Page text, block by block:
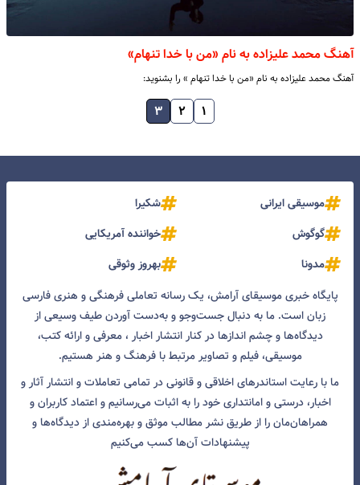
آهنگ محمد علیزاده به نام «من با خدا تنهام»
آهنگ محمد علیزاده به نام «من با خدا تنهام » را بشنوید:
۱ ۲ ۳
موسیقی ایرانی
شکیرا
گوگوش
خواننده آمریکایی
مدونا
بهروز وثوقی
پایگاه خبری موسیقای آرامش، یک رسانه تعاملی فرهنگی و هنری فارسی
زبان است. ما به دنبال جست‌و‌جو و به‌دست آوردن طیف وسیعی از
دیدگاه‌ها و چشم انداز‌ها در کنار انتشار اخبار ، معرفی و ارائه کتب،
موسیقی، فیلم و تصاویر مرتبط با فرهنگ و هنر هستیم.
ما با رعایت استاندرهای اخلاقی و قانونی در تمامی تعاملات و انتشار آثار و
اخبار، درستی و امانتداری خود را به اثبات می‌رسانیم و اعتماد کاربران و
همراهان‌مان را از طریق نشر مطالب موثق و بهره‌مندی از دیدگاه‌ها و
پیشنهادات آن‌ها کسب می‌کنیم